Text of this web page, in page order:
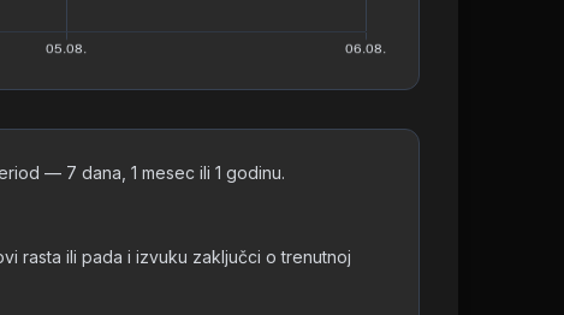
— 7 dana, 1 mesec ili 1 godinu.
rasta ili pada i izvuku zaključci o trenutnoj